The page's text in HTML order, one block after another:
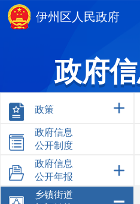
伊州区人民政府
政府
政策
政府信息
公开制度
政府信息
公开年报
乡镇街道